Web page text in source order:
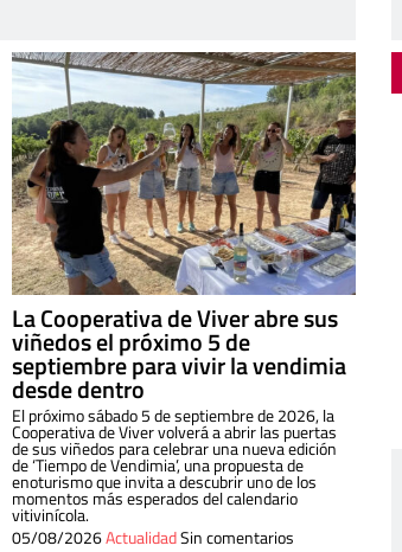
La Cooperativa de Viver abre sus
viñedos el próximo 5 de
septiembre para vivir la vendimia
desde dentro
El próximo sábado 5 de septiembre de 2026, la
Cooperativa de Viver volverá a abrir las puertas
de sus viñedos para celebrar una nueva edición
de ‘Tiempo de Vendimia’, una propuesta de
enoturismo que invita a descubrir uno de los
momentos más esperados del calendario
vitivinícola.
05/08/2026ActualidadSin comentarios